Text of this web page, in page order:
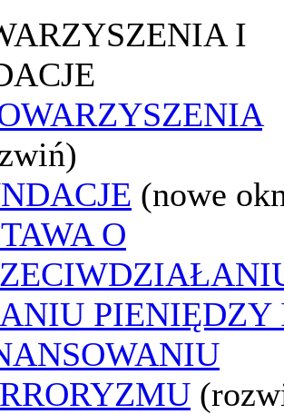
I
(nowe
O
PIENIĘDZY